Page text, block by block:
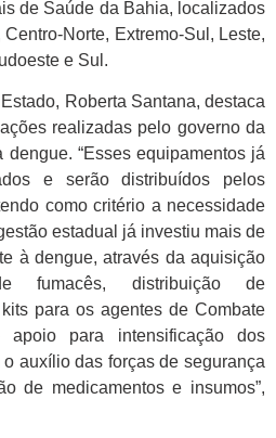
de Saúde da Bahia, localizados
Norte, Extremo-Sul, Leste,
e Sul.
Roberta Santana, destaca
realizadas pelo governo da
dengue. “Esses equipamentos já
e serão distribuídos pelos
como critério a necessidade
estadual já investiu mais de
à dengue, através da aquisição
fumacês, distribuição de
para os agentes de Combate
para intensificação dos
auxílio das forças de segurança
de medicamentos e insumos”,